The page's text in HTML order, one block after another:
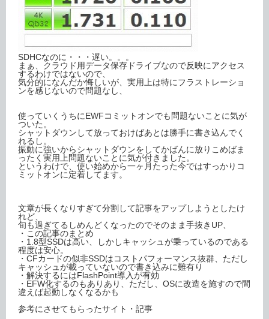
SDHCなのに・・・遅い。。。
まぁ、クラウド用データ保存ドライブなので反映にアクセス
するわけではないので、
気分的になんだか悔しいが、実用上は特にフラストレーショ
ンを感じないので問題なし、
使っていくうちにEWFコミットオンでも問題ないことに気が
ついた。
シャットダウンして放っておけばあとは勝手に書き込んでく
れるし。
振動に強いからシャットダウンをしてかばんに放りこめばま
ったく実用上問題ないことに気が付きました。
というわけで、使い始めから一ヶ月たった今ではすっかりコ
ミットオンに定着してます。
文章が長くなりすぎて分割して記事をアップしようとしたけ
れど、
旬も過ぎてるしめんどくなったのでそのまま手抜きUP、
・この記事のまとめ
・1.8型SSDは高い、しかしキャッシュが乗っているのである
程度は安心。
・CFカードの似非SSDはコストパフォーマンス抜群、ただし
キャッシュが載っていないので書き込みに難有り
・解決するにはFlashPoint導入が有効
・EFW化するのもありあり、ただし、OSに改造を施すので間
違えば起動しなくなるかも
参考にさせてもらったサイト・記事